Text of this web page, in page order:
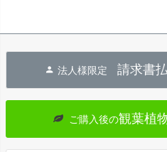
法人様限定 請求書
ご購入後の観葉植